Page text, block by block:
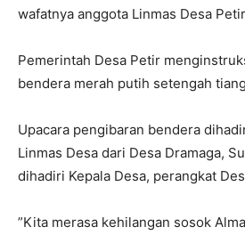
wafatnya anggota Linmas Desa
Pemerintah Desa Petir
bendera merah putih setengah
‎‎Upacara pengibaran bendera
Linmas Desa dari Desa Dramaga,
dihadiri Kepala Desa, perangkat
‎”Kita merasa kehilangan sosok